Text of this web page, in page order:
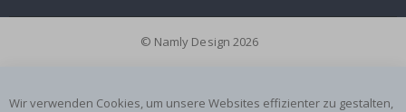
© Namly Design 2026
Wir verwenden Cookies, um unsere Websites effizienter zu gestalten,